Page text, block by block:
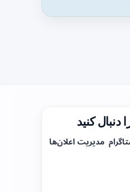
دنبال کنید
مدیریت اعلان‌ها